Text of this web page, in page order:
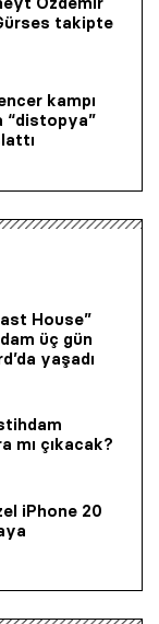
takipte
kampı
“distopya”
House”
üç gün
yaşadı
mı çıkacak?
iPhone 20